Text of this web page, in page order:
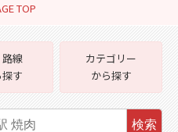
TOP
線
す
カテゴリー
から探す
検索